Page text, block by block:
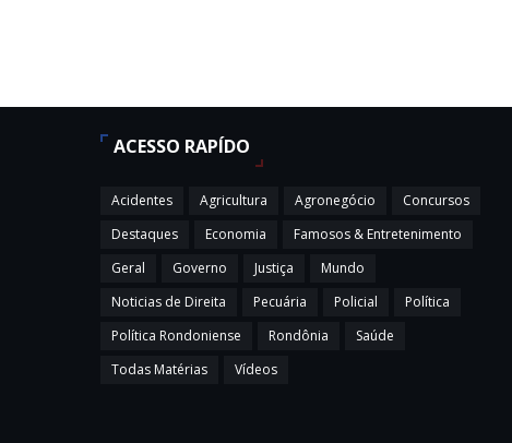
ACESSO RAPÍDO
Acidentes Agricultura Agronegócio
Concursos
Destaques
Economia
Famosos & Entretenimento
Geral
Governo Justiça
Mundo
Noticias de Direita
Pecuária Policial
Política
Política Rondoniense
Rondônia
Saúde
Todas Matérias
Vídeos